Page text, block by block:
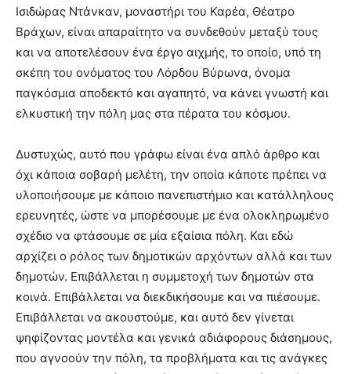
Ισιδώρας Ντάνκαν, μοναστήρι του Καρέα, Θέατρο
Βράχων, είναι απαραίτητο να συνδεθούν μεταξύ τους
και να αποτελέσουν ένα έργο αιχμής, το οποίο, υπό τη
σκέπη του ονόματος του Λόρδου Βύρωνα, όνομα
παγκόσμια αποδεκτό και αγαπητό, να κάνει γνωστή και
ελκυστική την πόλη μας στα πέρατα του κόσμου.
Δυστυχώς, αυτό που γράφω είναι ένα απλό άρθρο και
όχι κάποια σοβαρή μελέτη, την οποία κάποτε πρέπει να
υλοποιήσουμε με κάποιο πανεπιστήμιο και κατάλληλους
ερευνητές, ώστε να μπορέσουμε με ένα ολοκληρωμένο
σχέδιο να φτάσουμε σε μία εξαίσια πόλη. Και εδώ
αρχίζει ο ρόλος των δημοτικών αρχόντων αλλά και των
δημοτών. Επιβάλλεται η συμμετοχή των δημοτών στα
κοινά. Επιβάλλεται να διεκδικήσουμε και να πιέσουμε.
Επιβάλλεται να ακουστούμε, και αυτό δεν γίνεται
ψηφίζοντας μοντέλα και γενικά αδιάφορους διάσημους,
που αγνοούν την πόλη, τα προβλήματα και τις ανάγκες